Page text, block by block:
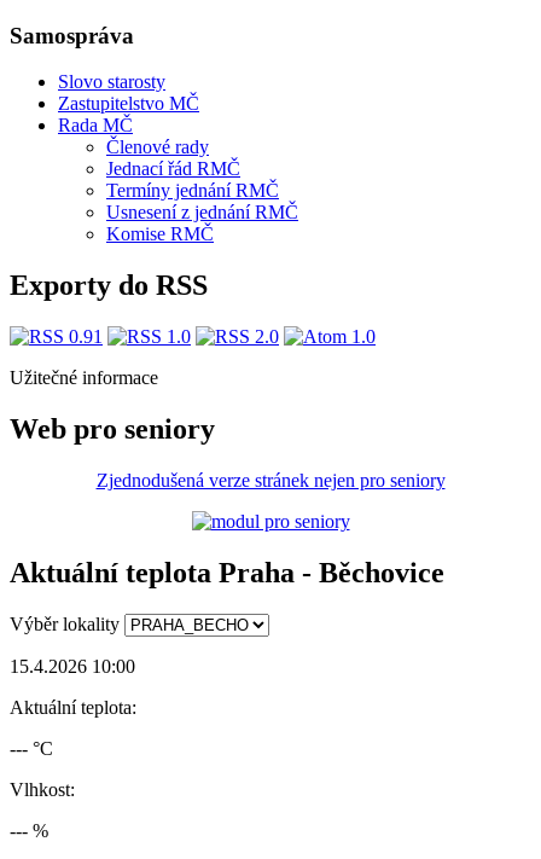
Samospráva
Slovo starosty
Zastupitelstvo MČ
Rada MČ
Členové rady
Jednací řád RMČ
Termíny jednání RMČ
Usnesení z jednání RMČ
Komise RMČ
Exporty do RSS
Užitečné informace
Web pro seniory
Zjednodušená verze stránek nejen pro seniory
Aktuální teplota Praha - Běchovice
Výběr lokality
15.4.2026 10:00
Aktuální teplota:
--- °C
Vlhkost:
--- %